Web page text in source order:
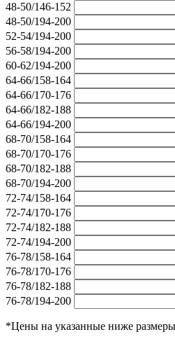
48-50/146-152
48-50/194-200
52-54/194-200
56-58/194-200
60-62/194-200
64-66/158-164
64-66/170-176
64-66/182-188
64-66/194-200
68-70/158-164
68-70/170-176
68-70/182-188
68-70/194-200
72-74/158-164
72-74/170-176
72-74/182-188
72-74/194-200
76-78/158-164
76-78/170-176
76-78/182-188
76-78/194-200
*Цены на указанные ниже размеры